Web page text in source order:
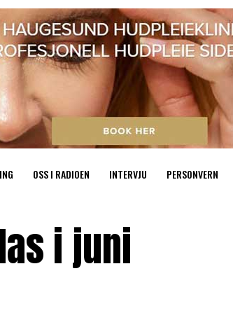
OSS I RADIOEN INTERVJU PERSONVERN
i juni